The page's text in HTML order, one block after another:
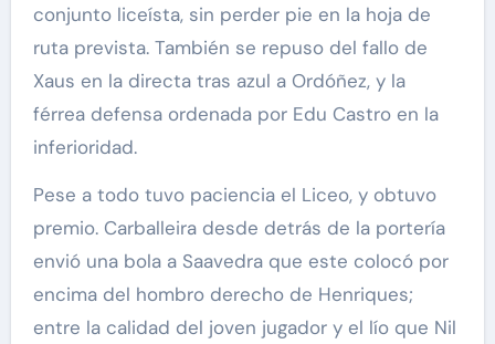
conjunto liceísta, sin perder pie en la hoja de
ruta prevista. También se repuso del fallo de
Xaus en la directa tras azul a Ordóñez, y la
férrea defensa ordenada por Edu Castro en la
inferioridad.
Pese a todo tuvo paciencia el Liceo, y obtuvo
premio. Carballeira desde detrás de la portería
envió una bola a Saavedra que este colocó por
encima del hombro derecho de Henriques;
entre la calidad del joven jugador y el lío que Nil